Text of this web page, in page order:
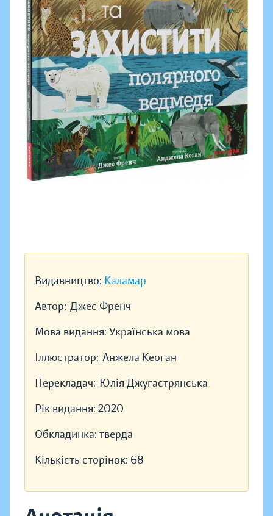
Видавництво: Каламар
Автор: Джес Френч
Мова видання: Українська мова
Іллюстратор: Анжела Кеоган
Перекладач: Юлія Джугастрянська
Рік видання: 2020
Обкладинка: тверда
Кількість сторінок: 68